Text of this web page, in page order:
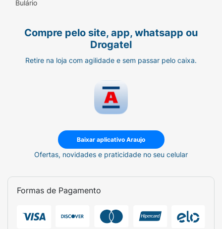
Bulário
Compre pelo site, app, whatsapp ou
Drogatel
Retire na loja com agilidade e sem passar pelo caixa.
Baixar aplicativo Araujo
Ofertas, novidades e praticidade no seu celular
Formas de Pagamento